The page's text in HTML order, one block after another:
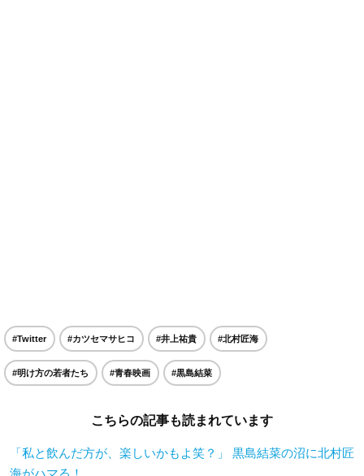
#Twitter #カツセマサヒコ #井上祐貴 #北村匠海
#明け方の若者たち #青春映画 #黒島結菜
こちらの記事も読まれています
「私と飲んだ方が、楽しいかもよ笑？」 黒島結菜の沼に北村匠
海がハマる！